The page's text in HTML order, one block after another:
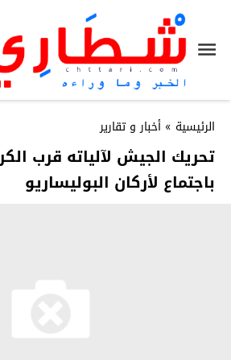
الرئيسية » أخبار و تقارير
تحريك الجيش لآلياته قرب
باجتماع لأركان البوليساريو‎